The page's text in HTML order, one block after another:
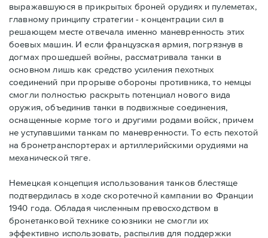
выражавшуюся в прикрытых броней орудиях и пулеметах,
главному принципу стратегии - концентрации сил в
решающем месте отвечала именно маневренность этих
боевых машин. И если французская армия, погрязнув в
догмах прошедшей войны, рассматривала танки в
основном лишь как средство усиления пехотных
соединений при прорыве обороны противника, то немцы
смогли полностью раскрыть потенциал нового вида
оружия, объединив танки в подвижные соединения,
оснащенные корме того и другими родами войск, причем
не уступавшими танкам по маневренности. То есть пехотой
на бронетранспортерах и артиллерийскими орудиями на
механической тяге.
Немецкая концепция использования танков блестяще
подтвердилась в ходе скоротечной кампании во Франции
1940 года. Обладая численным превосходством в
бронетанковой технике союзники не смогли их
эффективно использовать, распылив для поддержки